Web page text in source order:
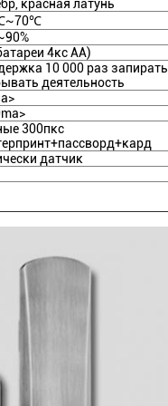
красная латунь
4кс АА)
10 000 раз
деятельность
300пкс
датчик